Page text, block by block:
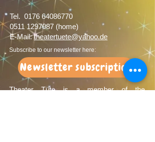
Tel. 0176 64086770
0511 1297087 (home)
E-Mail:theatertuete@yahoo.de
Subscribe to our newsletter here:
Newsletter subscription
Theater Tüte is a member of the